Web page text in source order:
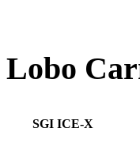
Lobo
SGI ICE-X